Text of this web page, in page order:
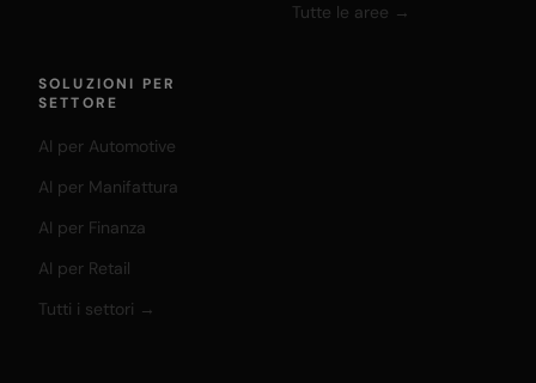
Tutte le aree →
SOLUZIONI PER
SETTORE
AI per Automotive
AI per Manifattura
AI per Finanza
AI per Retail
Tutti i settori →